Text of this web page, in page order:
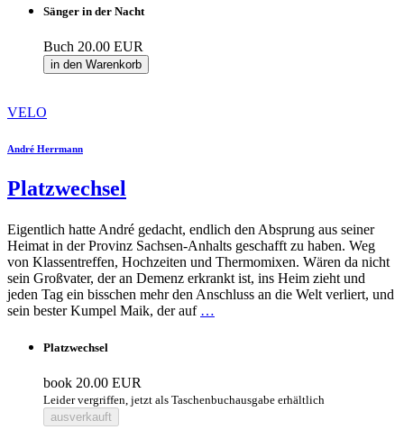
Sänger in der Nacht
Buch 20.00 EUR
in den Warenkorb
VELO
André Herrmann
Platzwechsel
Eigentlich hatte André gedacht, endlich den Absprung aus seiner
Heimat in der Provinz Sachsen-Anhalts geschafft zu haben. Weg
von Klassentreffen, Hochzeiten und Thermomixen. Wären da nicht
sein Großvater, der an Demenz erkrankt ist, ins Heim zieht und
jeden Tag ein bisschen mehr den Anschluss an die Welt verliert, und
sein bester Kumpel Maik, der auf …
Platzwechsel
book 20.00 EUR
Leider vergriffen, jetzt als Taschenbuchausgabe erhältlich
ausverkauft